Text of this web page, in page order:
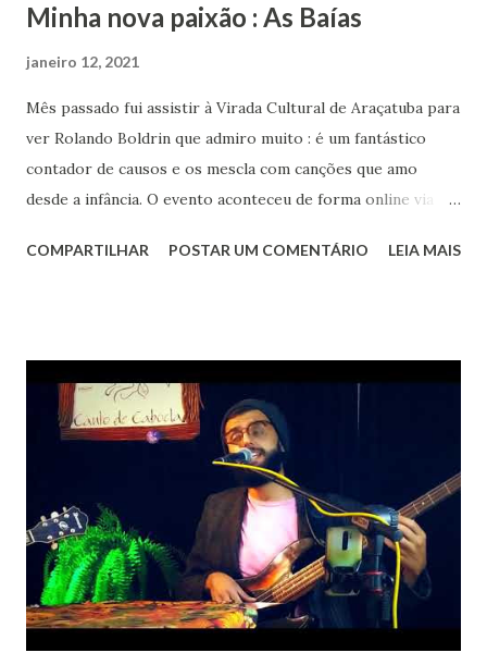
Minha nova paixão : As Baías
janeiro 12, 2021
Mês passado fui assistir à Virada Cultural de Araçatuba para
ver Rolando Boldrin que admiro muito : é um fantástico
contador de causos e os mescla com canções que amo
desde a infância. O evento aconteceu de forma online via
acompanhar o Mestre Boldrin. Logo em seguida a
Baianos), já percebi que deveria permanecer na plateia, me
pegaram pelo coração, ainda saudoso da partida de Moraes
Moreira . Cantaram outra música de autoria delas e em
seguida "Pagu" ( Rita Lee - Zélia Duncan). Me chamaram
também a atenção pelo figurino e pela dramaticidade ( suas
roupas são extremamente elegantes e interpretam as
canções sentindo o que cantam). Anunciaram então uma
romântica : "Éramos Chuva", do E.P "Enquanto estamos
distantes" produzido durante a q...
COMPARTILHAR POSTAR UM COMENTÁRIO LEIA MAIS